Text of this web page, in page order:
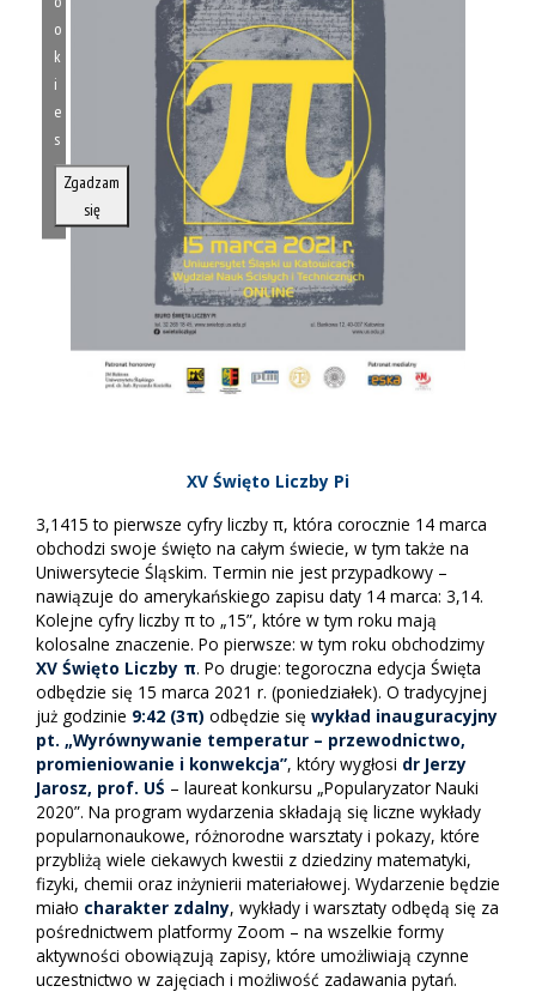
o
k
i
e
s
Zgadzam
się
XV Święto Liczby Pi
3,1415 to pierwsze cyfry liczby π, która corocznie 14 marca
obchodzi swoje święto na całym świecie, w tym także na
Uniwersytecie Śląskim. Termin nie jest przypadkowy –
nawiązuje do amerykańskiego zapisu daty 14 marca: 3,14.
Kolejne cyfry liczby π to „15”, które w tym roku mają
kolosalne znaczenie. Po pierwsze: w tym roku obchodzimy
XV Święto Liczby π. Po drugie: tegoroczna edycja Święta
odbędzie się 15 marca 2021 r. (poniedziałek). O tradycyjnej
już godzinie 9:42 (3π) odbędzie się wykład inauguracyjny
pt. „Wyrównywanie temperatur – przewodnictwo,
promieniowanie i konwekcja”, który wygłosi dr Jerzy
Jarosz, prof. UŚ – laureat konkursu „Popularyzator Nauki
2020”. Na program wydarzenia składają się liczne wykłady
popularnonaukowe, różnorodne warsztaty i pokazy, które
przybliżą wiele ciekawych kwestii z dziedziny matematyki,
fizyki, chemii oraz inżynierii materiałowej. Wydarzenie będzie
miało charakter zdalny, wykłady i warsztaty odbędą się za
pośrednictwem platformy Zoom – na wszelkie formy
aktywności obowiązują zapisy, które umożliwiają czynne
uczestnictwo w zajęciach i możliwość zadawania pytań.